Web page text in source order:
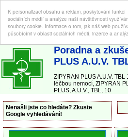
K personalizaci obsahu a reklam, poskytování funkcí
sociálních médií a analýze naší návštěvnosti
soubory cookie. Informace o tom, jak náš web
působícími v oblasti sociálních médií, inzerce a
ABC-LEKARNA.cz | Poradna a zkušenosti s
Poradna a
PLUS A.U.V.
ZIPYRAN PLUS A.U.V.
léčbou nemocí, ZIPYRAN
PLUS, A.U.V., TBL, 10
Nenašli jste co hledáte? Zkuste
Google vyhledávání!